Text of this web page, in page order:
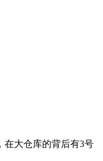
大仓库的背后有3号